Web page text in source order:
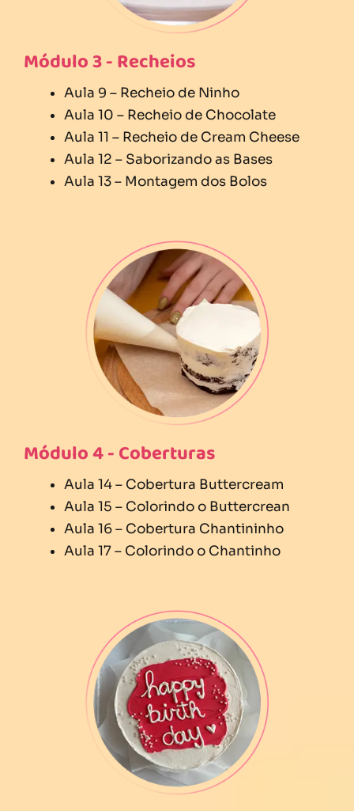
Módulo 3 - Recheios
Aula 9 – Recheio de Ninho
Aula 10 – Recheio de Chocolate
Aula 11 – Recheio de Cream Cheese
Aula 12 – Saborizando as Bases
Aula 13 – Montagem dos Bolos
Módulo 4 - Coberturas
Aula 14 – Cobertura Buttercream
Aula 15 – Colorindo o Buttercrean
Aula 16 – Cobertura Chantininho
Aula 17 – Colorindo o Chantinho